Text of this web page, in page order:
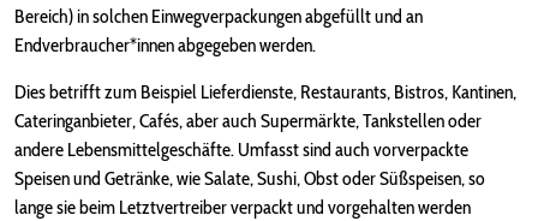
Bereich) in solchen Einwegverpackungen abgefüllt und an
Endverbraucher*innen abgegeben werden.
Dies betrifft zum Beispiel Lieferdienste, Restaurants, Bistros, Kantinen,
Cateringanbieter, Cafés, aber auch Supermärkte, Tankstellen oder
andere Lebensmittelgeschäfte. Umfasst sind auch vorverpackte
Speisen und Getränke, wie Salate, Sushi, Obst oder Süßspeisen, so
lange sie beim Letztvertreiber verpackt und vorgehalten werden